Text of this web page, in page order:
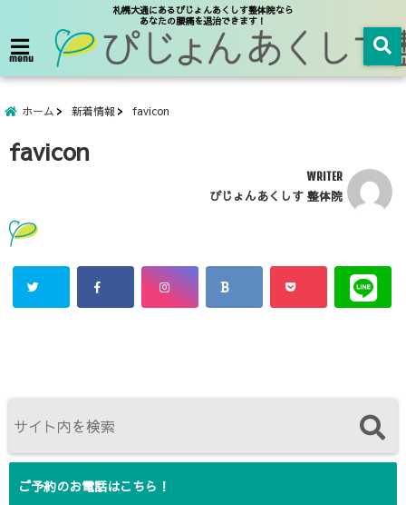
札幌大通にあるぴじょんあくしす整体院なら
あなたの腰痛を退治できます！
menu
ホーム 新着情報 favicon
favicon
WRITER
ぴじょんあくしす 整体院
ご予約のお電話はこちら！